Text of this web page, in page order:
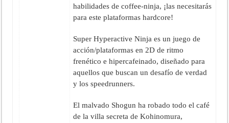
habilidades de coffee-ninja, ¡las necesitarás
para este plataformas hardcore!
Super Hyperactive Ninja es un juego de
acción/plataformas en 2D de ritmo
frenético e hipercafeinado, diseñado para
aquellos que buscan un desafío de verdad
y los speedrunners.
El malvado Shogun ha robado todo el café
de la villa secreta de Kohinomura,